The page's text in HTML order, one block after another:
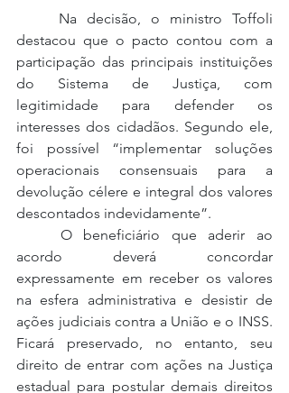
destacou que o pacto contou com a
participação das principais instituições
do Sistema de Justiça, com
legitimidade para defender os
interesses dos cidadãos. Segundo ele,
foi possível “implementar soluções
operacionais consensuais para a
devolução célere e integral dos valores
descontados indevidamente”.
acordo deverá concordar
expressamente em receber os valores
na esfera administrativa e desistir de
ações judiciais contra a União e o INSS.
Ficará preservado, no entanto, seu
direito de entrar com ações na Justiça
estadual para postular demais direitos